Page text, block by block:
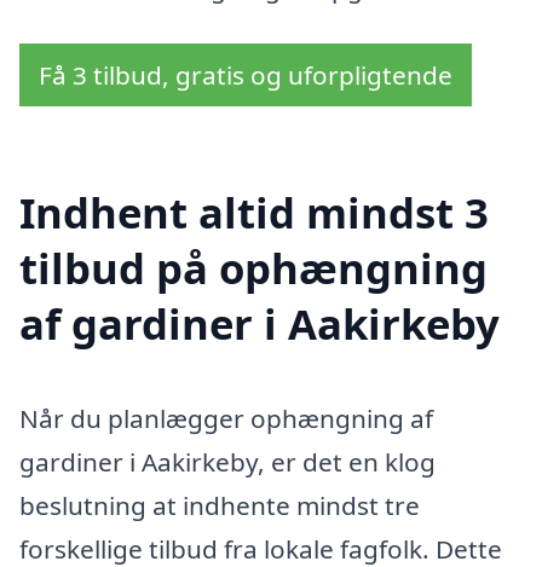
Få 3 tilbud, gratis og uforpligtende
Indhent altid mindst 3
tilbud på ophængning
af gardiner i Aakirkeby
Når du planlægger ophængning af
gardiner i Aakirkeby, er det en klog
beslutning at indhente mindst tre
forskellige tilbud fra lokale fagfolk. Dette